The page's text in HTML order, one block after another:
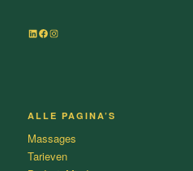
LinkedIn
Facebook
Instagram
ALLE PAGINA’S
Massages
Tarieven